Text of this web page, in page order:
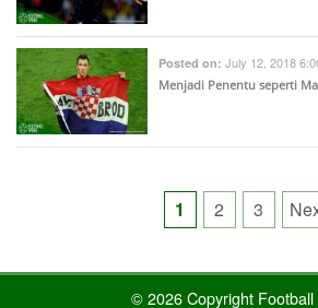
Posted on: July 12, 2018
Menjadi Penentu seperti
Posts
1 2 3
© 2026 Copyright Football